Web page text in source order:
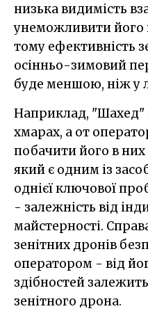
низька видимість
унеможливити його
тому ефективність
осінньо-зимовий
буде меншою, ніж у
Наприклад, "Шахед"
хмарах, а от
побачити його в
який є одним із
однієї ключової
- залежність від
майстерності.
зенітних дронів
оператором - від
здібностей
зенітного дрона.